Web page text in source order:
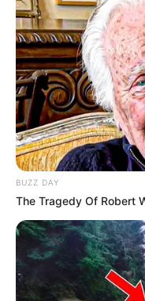
BUZZ DAY
The Tragedy Of Robert